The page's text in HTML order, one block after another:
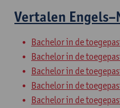
Vertalen
Bachelor in de
Bachelor in de
Bachelor in de
Bachelor in de
Bachelor in de